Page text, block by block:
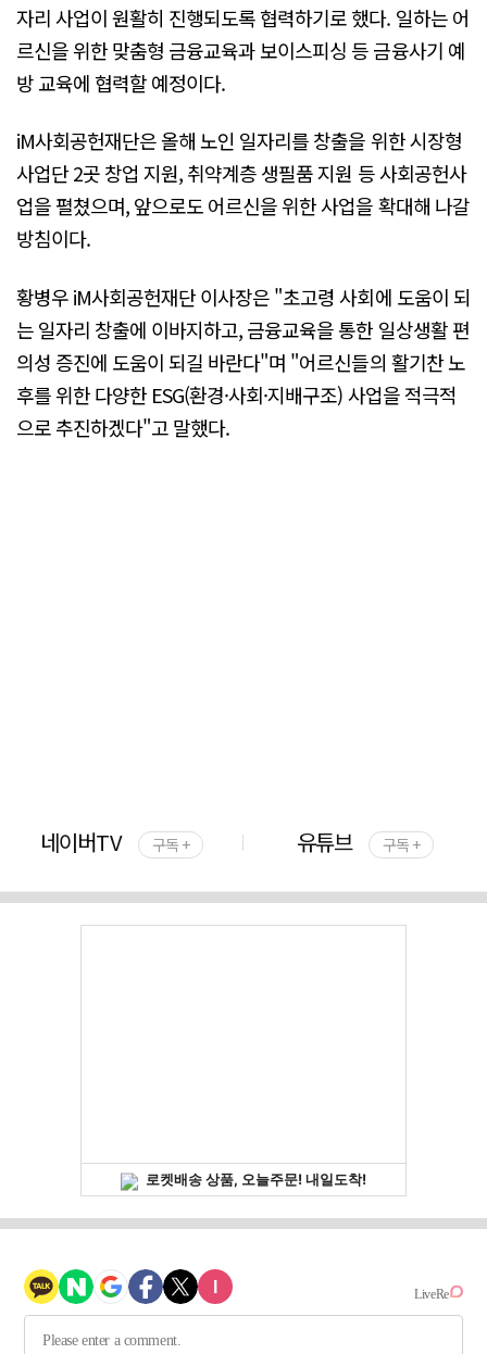
자리 사업이 원활히 진행되도록 협력하기로 했다. 일하는 어
르신을 위한 맞춤형 금융교육과 보이스피싱 등 금융사기 예
방 교육에 협력할 예정이다.
iM사회공헌재단은 올해 노인 일자리를 창출을 위한 시장형
사업단 2곳 창업 지원, 취약계층 생필품 지원 등 사회공헌사
업을 펼쳤으며, 앞으로도 어르신을 위한 사업을 확대해 나갈
방침이다.
황병우 iM사회공헌재단 이사장은 "초고령 사회에 도움이 되
는 일자리 창출에 이바지하고, 금융교육을 통한 일상생활 편
의성 증진에 도움이 되길 바란다"며 "어르신들의 활기찬 노
후를 위한 다양한 ESG(환경·사회·지배구조) 사업을 적극적
으로 추진하겠다"고 말했다.
네이버TV 구독 + 유튜브 구독 +